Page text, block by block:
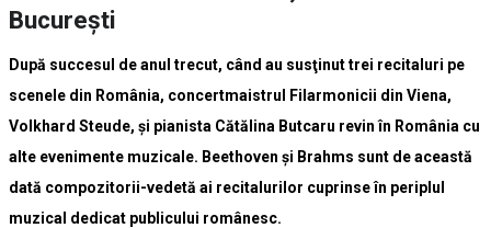
Bucureşti
După succesul de anul trecut, când au susţinut trei recitaluri pe
scenele din România, concertmaistrul Filarmonicii din Viena,
Volkhard Steude, şi pianista Cătălina Butcaru revin în România cu
alte evenimente muzicale. Beethoven şi Brahms sunt de această
dată compozitorii-vedetă ai recitalurilor cuprinse în periplul
muzical dedicat publicului românesc.